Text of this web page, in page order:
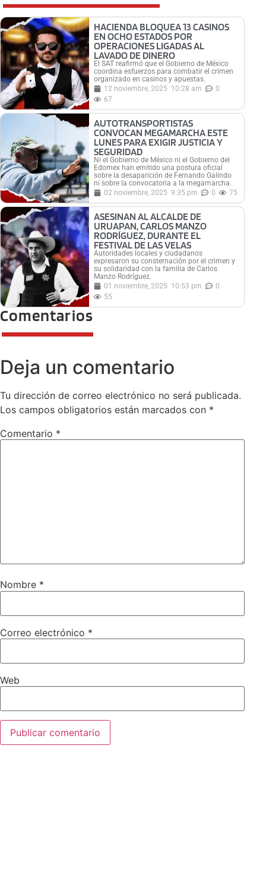
HACIENDA BLOQUEA 13 CASINOS
EN OCHO ESTADOS POR
OPERACIONES LIGADAS AL
LAVADO DE DINERO
El SAT reafirmó que el Gobierno de México
coordina esfuerzos para combatir el crimen
organizado en casinos y apuestas.
12 noviembre, 2025 10:28 am
0
67
AUTOTRANSPORTISTAS
CONVOCAN MEGAMARCHA ESTE
LUNES PARA EXIGIR JUSTICIA Y
SEGURIDAD
Ni el Gobierno de México ni el Gobierno del
Edomex han emitido una postura oficial
sobre la desaparición de Fernando Galindo
ni sobre la convocatoria a la megamarcha.
02 noviembre, 2025 9:35 pm 0 75
ASESINAN AL ALCALDE DE
URUAPAN, CARLOS MANZO
RODRÍGUEZ, DURANTE EL
FESTIVAL DE LAS VELAS
Autoridades locales y ciudadanos
expresaron su consternación por el crimen y
su solidaridad con la familia de Carlos
Manzo Rodríguez.
01 noviembre, 2025 10:53 pm
0
55
Comentarios
Deja un comentario
Tu dirección de correo electrónico no será publicada.
Los campos obligatorios están marcados con *
Comentario *
Nombre *
Correo electrónico *
Web